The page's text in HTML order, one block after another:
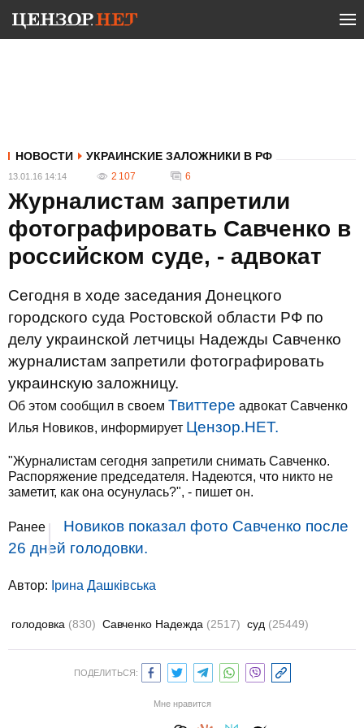
НОВОСТИ УКРАИНСКИЕ ЗАЛОЖНИКИ В РФ
13.01.16 14:14 2 107 6
Журналистам запретили
фотографировать Савченко в
российском суде, - адвокат
Сегодня в ходе заседания Донецкого
городского суда Ростовской области РФ по
делу украинской летчицы Надежды Савченко
журналистам запретили фотографировать
украинскую заложницу.
Об этом сообщил в своем Твиттере адвокат Савченко
Илья Новиков, информирует Цензор.НЕТ.
"Журналистам сегодня запретили снимать Савченко.
Распоряжение председателя. Надеются, что никто не
заметит, как она осунулась?", - пишет он.
Ранее
Новиков показал фото Савченко после
26 дней голодовки.
Автор: Ірина Дашківська
голодовка (830) Савченко Надежда (2517) суд (25449)
ПОДЕЛИТЬСЯ:
Мне нравится